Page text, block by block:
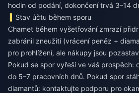
hodin od podání, dokončení trvá 3–14
Stav účtu během sporu
Chamet během vyšetřování zmrazí
zabránil zneužití (vrácení peněz +
pro prohlížení, ale nákupy jsou
Pokud se spor vyřeší ve váš prospěch:
do 5–7 pracovních dnů. Pokud spor
diamantů: kontaktujte podporu pro